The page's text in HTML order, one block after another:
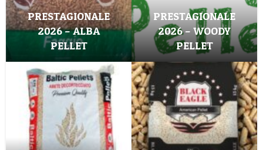
PRESTAGIONALE
2026 – ALBA
PELLET
PRESTAGIONALE
2026 – WOODY
PELLET